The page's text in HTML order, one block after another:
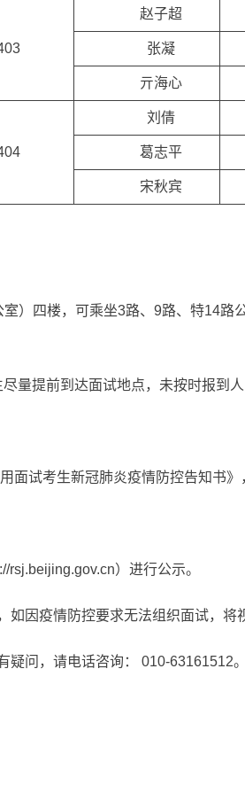
赵子超
张凝
亓海心
刘倩
葛志平
宋秋宾
）四楼，可乘坐3路、9路、特14路
量提前到达面试地点，未按时报到
面试考生新冠肺炎疫情防控告知书》
rsj.beijing.gov.cn）进行公示。
因疫情防控要求无法组织面试，将
疑问，请电话咨询： 010-63161512。